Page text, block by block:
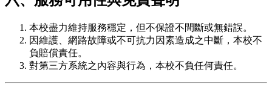
本校盡力維持服務穩定，但不保證不間斷或無錯誤。
因維護、網路故障或不可抗力因素造成之中斷，本校不
負賠償責任。
對第三方系統之內容與行為，本校不負任何責任。